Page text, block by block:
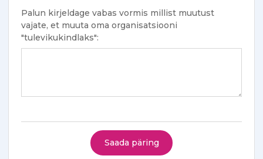
Palun kirjeldage vabas vormis millist muutust
vajate, et muuta oma organisatsiooni
"tulevikukindlaks":
Saada päring